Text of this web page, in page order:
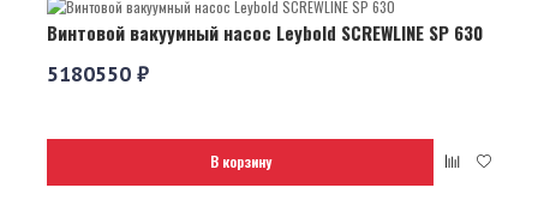
Винтовой вакуумный насос Leybold SCREWLINE SP 630
5180550 ₽
В корзину